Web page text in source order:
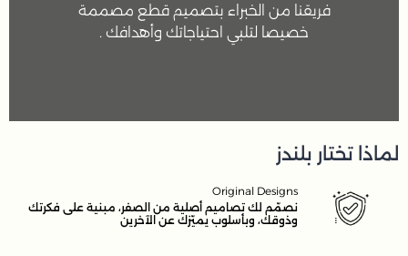
فريقنا من الخبراء بتصميم قطع مصممة
خصيصا لتلبي احتياجاتك وأهدافك .
لماذا تختار بلندز
Original Designs
نصمّم لك تصاميم أصلية من الصفر، مبنية على فكرتك
وذوقك، وبأسلوب يميّزك عن الآخرين